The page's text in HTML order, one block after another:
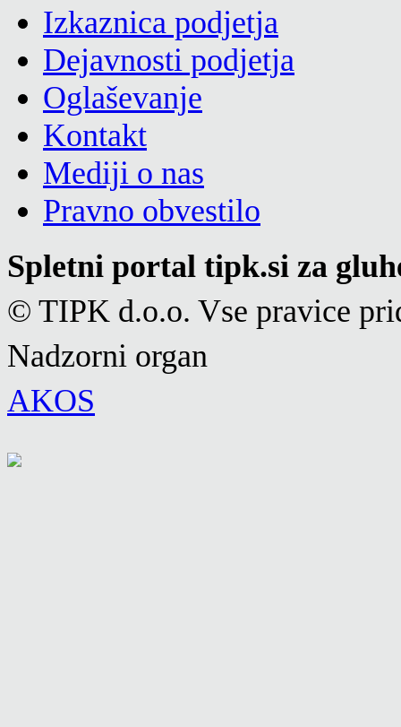
Izkaznica podjetja
Dejavnosti podjetja
Oglaševanje
Kontakt
Mediji o nas
Pravno obvestilo
Spletni portal tipk.si za
© TIPK d.o.o. Vse pravice
Nadzorni organ
AKOS